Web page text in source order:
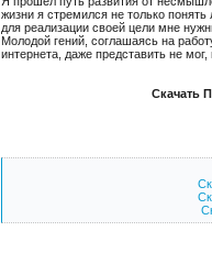
жизни я стремился не только
для реализации своей цели мне
Молодой гений, соглашаясь на
интернета, даже представить не
Скачать